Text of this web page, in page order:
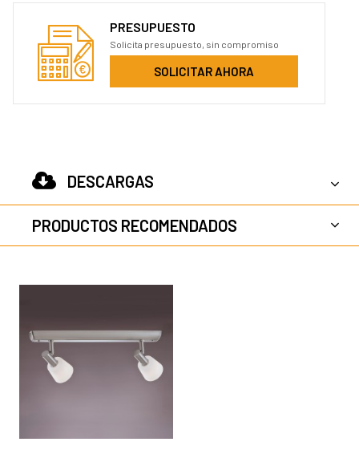
PRESUPUESTO
Solicita presupuesto, sin compromiso
SOLICITAR AHORA
DESCARGAS
PRODUCTOS RECOMENDADOS